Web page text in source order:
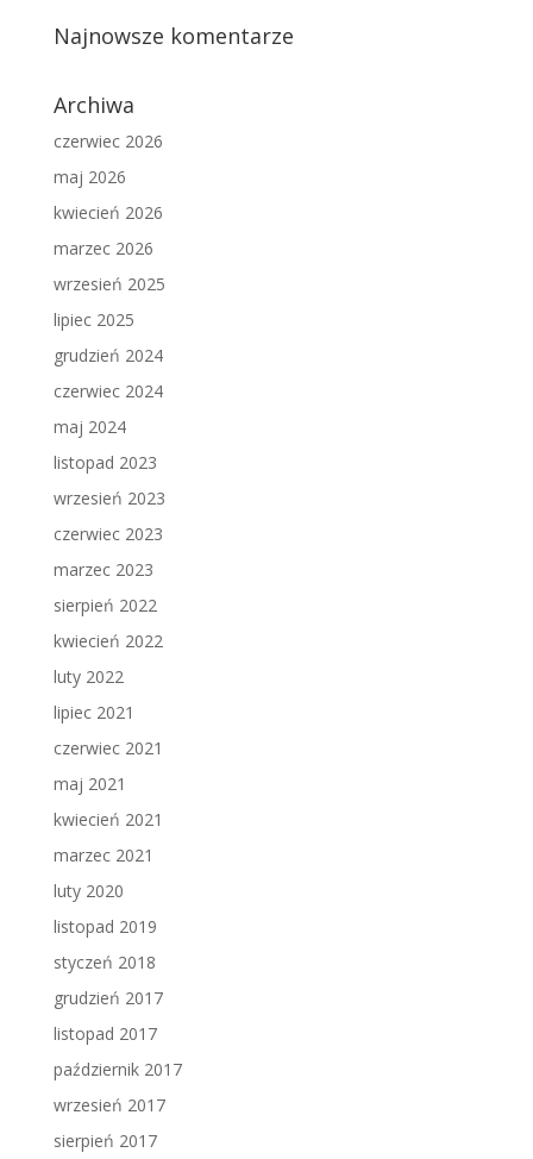
Najnowsze komentarze
Archiwa
czerwiec 2026
maj 2026
kwiecień 2026
marzec 2026
wrzesień 2025
lipiec 2025
grudzień 2024
czerwiec 2024
maj 2024
listopad 2023
wrzesień 2023
czerwiec 2023
marzec 2023
sierpień 2022
kwiecień 2022
luty 2022
lipiec 2021
czerwiec 2021
maj 2021
kwiecień 2021
marzec 2021
luty 2020
listopad 2019
styczeń 2018
grudzień 2017
listopad 2017
październik 2017
wrzesień 2017
sierpień 2017